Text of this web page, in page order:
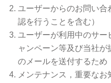
ユーザーからのお問い合
認を行うことを含む）
ユーザーが利用中のサー
ャンペーン等及び当社
のメールを送付するため
メンテナンス，重要な